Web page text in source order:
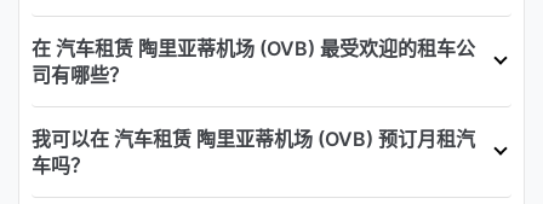
在 汽车租赁 陶里亚蒂机场 (OVB) 最受欢迎的租车公
司有哪些？
我可以在 汽车租赁 陶里亚蒂机场 (OVB) 预订月租汽
车吗？